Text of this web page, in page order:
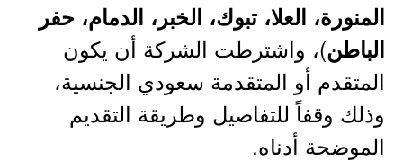
المنورة، العلا، تبوك، الخبر، الدمام، حفر
الباطن)، واشترطت الشركة أن يكون
المتقدم أو المتقدمة سعودي الجنسية،
وذلك وقفاً للتفاصيل وطريقة التقديم
الموضحة أدناه.